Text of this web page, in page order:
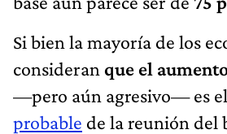
Si bien la mayoría de los
consideran que el
—pero aún agresivo— es
probable de la reunión del